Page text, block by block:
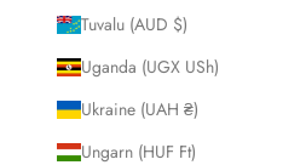
Tuvalu (AUD $)
Uganda (UGX USh)
Ukraine (UAH ₴)
Ungarn (HUF Ft)